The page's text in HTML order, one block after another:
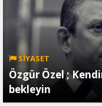
SİYASET
Özgür Özel ;
bekleyin